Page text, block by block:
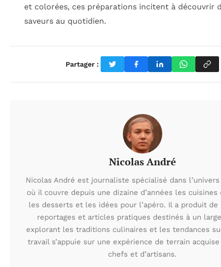
et colorées, ces préparations incitent à découvrir
saveurs au quotidien.
Partager :
Nicolas André
Nicolas André est journaliste spécialisé dans
où il couvre depuis une dizaine d’années les cuisines
les desserts et les idées pour l’apéro. Il a produit de
reportages et articles pratiques destinés à un
explorant les traditions culinaires et les tendances
travail s’appuie sur une expérience de terrain
chefs et d’artisans.